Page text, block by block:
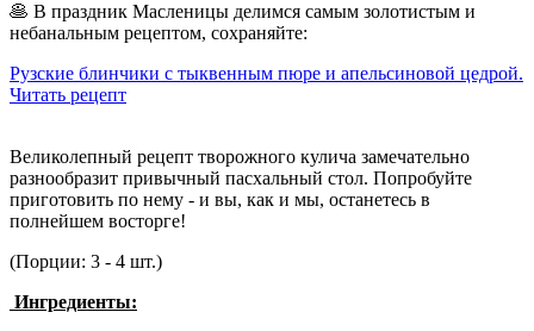
🥞 В праздник Масленицы делимся самым золотистым и
небанальным рецептом, сохраняйте:
Рузские блинчики с тыквенным пюре и апельсиновой цедрой.
Читать рецепт
Великолепный рецепт творожного кулича замечательно
разнообразит привычный пасхальный стол. Попробуйте
приготовить по нему - и вы, как и мы, останетесь в
полнейшем восторге!
(Порции: 3 - 4 шт.)
Ингредиенты: